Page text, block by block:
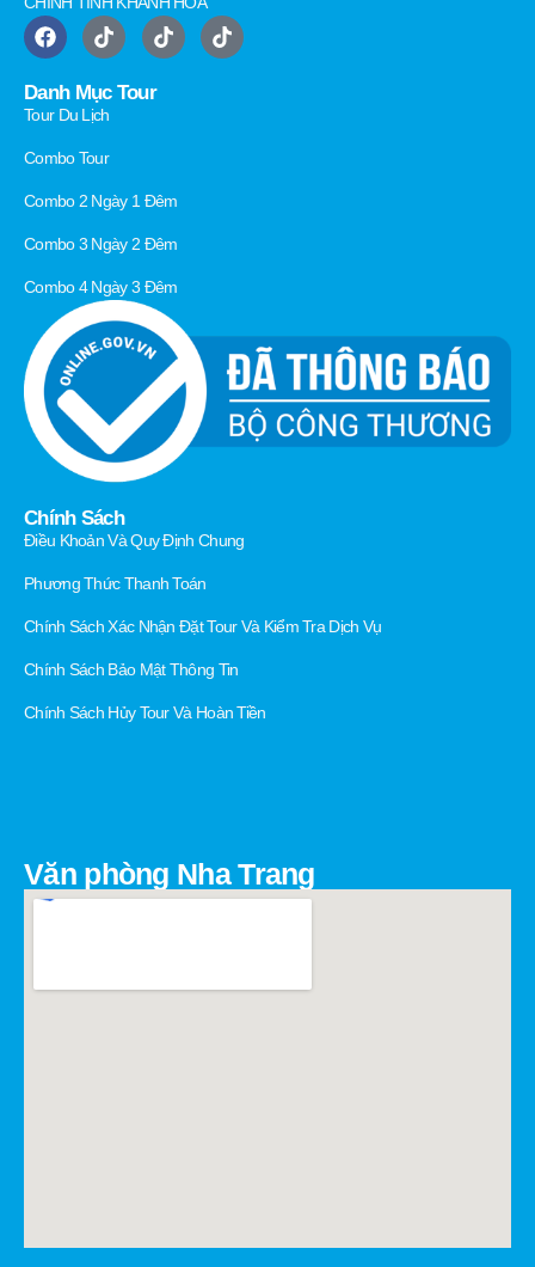
Danh Mục Tour
Tour Du Lịch
Combo Tour
Combo 2 Ngày 1 Đêm
Combo 3 Ngày 2 Đêm
Combo 4 Ngày 3 Đêm
Chính Sách
Điều Khoản Và Quy Định Chung
Phương Thức Thanh Toán
Chính Sách Xác Nhận Đặt Tour Và Kiểm Tra Dịch Vụ
Chính Sách Bảo Mật Thông Tin
Chính Sách Hủy Tour Và Hoàn Tiền
Văn phòng Nha Trang